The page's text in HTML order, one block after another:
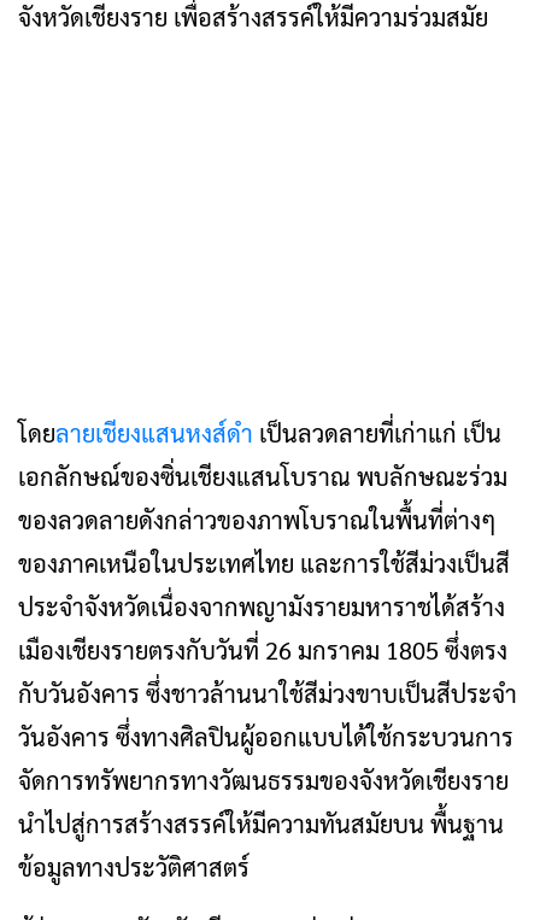
จังหวัดเชียงราย เพื่อสร้างสรรค์ให้มีความร่วมสมัย
วันอังคาร ซึ่งทางศิลปินผู้ออกแบบได้ใช้กระบวนการ
จัดการทรัพยากรทางวัฒนธรรมของจังหวัดเชียงราย
นำไปสู่การสร้างสรรค์ให้มีความทันสมัยบน พื้นฐาน
ข้อมูลทางประวัติศาสตร์
ผู้ว่าราชการจังหวัดเชียงราย กล่าวว่า การออกแบบ
และการผลิตเครื่องแต่งการประจำจังหวัด เบื้องต้นได้
ใช้โทนสีม่วงขาบ เป็นโทนสีหลัก ในการออกแบบ
และตัดเย็บ รวมถึงการชูอัตลักษณ์ เรื่องราว เรื่องเล่า
ของลายเชียงแสนหงส์ดำ ที่นำมาใช้ในการตัดเย็บ
เพื่อให้เกิดการสร้างมูลค่า และให้เกิดความภาคภูมิใจ
ของความเป็นจังหวัดเชียงราย อีกทั้งสร้างการผสม